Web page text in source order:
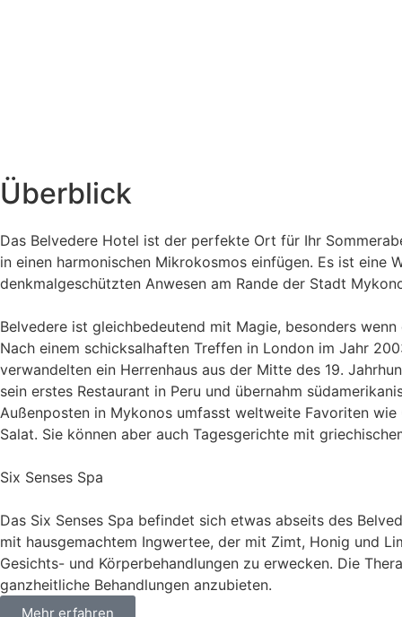
Überblick
Das Belvedere Hotel ist der perfekte Ort für Ihr
in einen harmonischen Mikrokosmos einfügen. Es ist eine
denkmalgeschützten Anwesen am Rande der Stadt
Belvedere ist gleichbedeutend mit Magie, besonders
Nach einem schicksalhaften Treffen in London im Jahr
verwandelten ein Herrenhaus aus der Mitte des 19.
sein erstes Restaurant in Peru und übernahm
Außenposten in Mykonos umfasst weltweite Favoriten
Salat. Sie können aber auch Tagesgerichte mit
Six Senses Spa
Das Six Senses Spa befindet sich etwas abseits des
mit hausgemachtem Ingwertee, der mit Zimt, Honig und
Gesichts- und Körperbehandlungen zu erwecken. Die
ganzheitliche Behandlungen anzubieten.
Mehr erfahren